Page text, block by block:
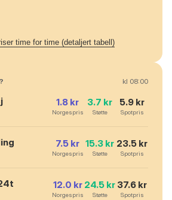
time for time (detaljert tabell)
kl 08:00
1.8 kr
Norgespris
3.7 kr
Støtte
5.9 kr
Spotpris
7.5 kr
Norgespris
15.3 kr
Støtte
23.5 kr
Spotpris
12.0 kr
Norgespris
24.5 kr
Støtte
37.6 kr
Spotpris